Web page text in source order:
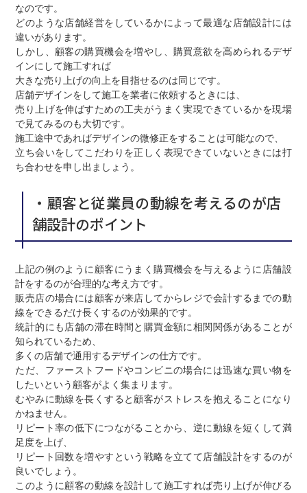
なのです。
どのような店舗経営をしているかによって最適な店舗設計には
違いがあります。
しかし、顧客の購買機会を増やし、購買意欲を高められるデザ
インにして施工すれば
大きな売り上げの向上を目指せるのは同じです。
店舗デザインをして施工を業者に依頼するときには、
売り上げを伸ばすための工夫がうまく実現できているかを現場
で見てみるのも大切です。
施工途中であればデザインの微修正をすることは可能なので、
立ち会いをしてこだわりを正しく表現できていないときには打
ち合わせを申し出ましょう。
・顧客と従業員の動線を考えるのが店
舗設計のポイント
上記の例のように顧客にうまく購買機会を与えるように店舗設
計をするのが合理的な考え方です。
販売店の場合には顧客が来店してからレジで会計するまでの動
線をできるだけ長くするのが効果的です。
統計的にも店舗の滞在時間と購買金額に相関関係があることが
知られているため、
多くの店舗で通用するデザインの仕方です。
ただ、ファーストフードやコンビニの場合には迅速な買い物を
したいという顧客がよく集まります。
むやみに動線を長くすると顧客がストレスを抱えることになり
かねません。
リピート率の低下につながることから、逆に動線を短くして満
足度を上げ、
リピート回数を増やすという戦略を立てて店舗設計をするのが
良いでしょう。
このように顧客の動線を設計して施工すれば売り上げが伸びる